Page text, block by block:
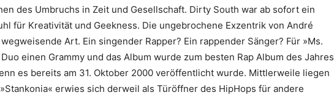
des Umbruchs in Zeit und Gesellschaft. Dirty South war ab sofort ein
für Kreativität und Geekness. Die ungebrochene Exzentrik von André
Art. Ein singender Rapper? Ein rappender Sänger? Für »Ms.
einen Grammy und das Album wurde zum besten Rap Album des Jahres
es bereits am 31. Oktober 2000 veröffentlicht wurde. Mittlerweile liegen
erwies sich derweil als Türöffner des HipHops für andere